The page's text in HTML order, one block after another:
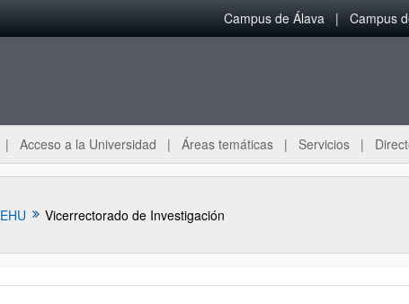
Campus de Álava Campus
Acceso a la Universidad Áreas temáticas Servicios
EHU Vicerrectorado de Investigación